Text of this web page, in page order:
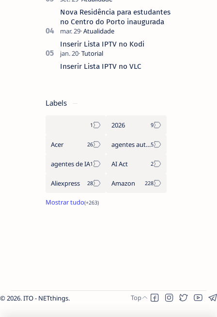
Nova Residência para estudantes
no Centro do Porto inaugurada
Inserir Lista IPTV no Kodi
Inserir Lista IPTV no VLC
Labels
2026
Acer agentes autónomos
agentes de IA AI Act
Aliexpress Amazon
2026.ITO - NETthings.